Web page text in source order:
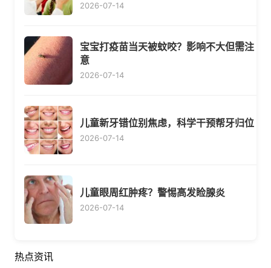
2026-07-14
宝宝打疫苗当天被蚊咬？影响不大但需注
意
2026-07-14
儿童新牙错位别焦虑，科学干预帮牙归位
2026-07-14
儿童眼周红肿疼？警惕高发睑腺炎
2026-07-14
热点资讯